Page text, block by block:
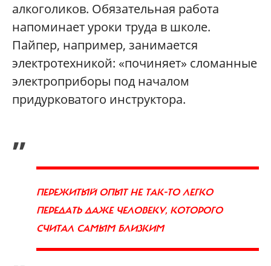
алкоголиков. Обязательная работа
напоминает уроки труда в школе.
Пайпер, например, занимается
электротехникой: «починяет» сломанные
электроприборы под началом
придурковатого инструктора.
„
ПЕРЕЖИТЫЙ ОПЫТ НЕ ТАК-ТО ЛЕГКО
ПЕРЕДАТЬ ДАЖЕ ЧЕЛОВЕКУ, КОТОРОГО
СЧИТАЛ САМЫМ БЛИЗКИМ